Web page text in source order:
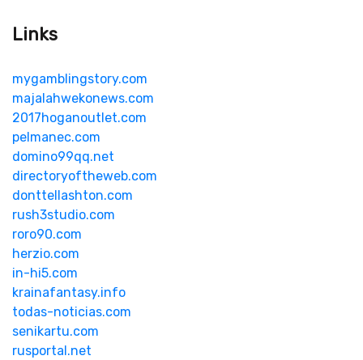
Links
mygamblingstory.com
majalahwekonews.com
2017hoganoutlet.com
pelmanec.com
domino99qq.net
directoryoftheweb.com
donttellashton.com
rush3studio.com
roro90.com
herzio.com
in-hi5.com
krainafantasy.info
todas-noticias.com
senikartu.com
rusportal.net